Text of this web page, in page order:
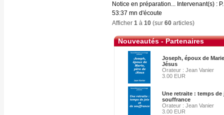
Notice en préparation... Intervenant(s) :
53:37 mn d'écoute
Afficher 1 à 10 (sur 60 articles)
Nouveautés - Partenaires
Joseph, époux de
Jésus
Orateur : Jean Vanier
3.00 EUR
Une retraite : temps de
souffrance
Orateur : Jean Vanier
3.00 EUR